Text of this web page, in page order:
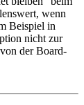
wenn
Beispiel in
nicht zur
der Board-